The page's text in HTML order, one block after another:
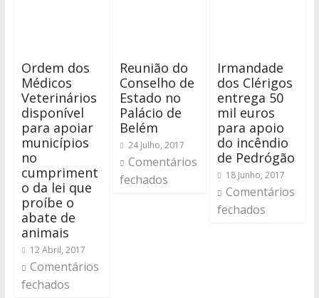
Ordem dos
Médicos
Veterinários
disponível
para apoiar
municípios
no
cumpriment
o da lei que
proíbe o
abate de
animais
12 Abril, 2017
Comentários
fechados
Reunião do
Conselho de
Estado no
Palácio de
Belém
24 Julho, 2017
Comentários
fechados
Irmandade
dos Clérigos
entrega 50
mil euros
para apoio
do incêndio
de Pedrógão
18 Junho, 2017
Comentários
fechados